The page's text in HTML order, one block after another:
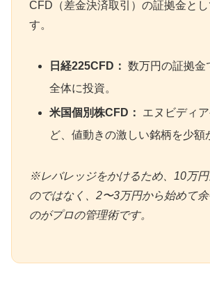
CFD（差金決済取引）の証拠金とし
す。
日経225CFD： 数万円の証拠金
全体に投資。
米国個別株CFD：
エヌビディ
ど、値動きの激しい銘柄を少額
※レバレッジをかけるため、10万
のではなく、2〜3万円から始めて
のがプロの管理術です。